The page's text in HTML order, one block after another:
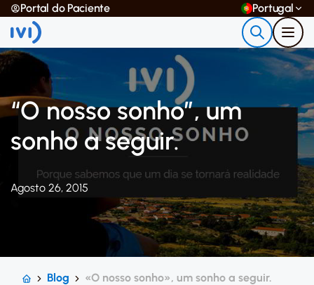
Portal do Paciente Portugal
“O nosso sonho”, um
sonho a seguir.
Agosto 26, 2015
Blog «O nosso sonho», um sonho a seguir.